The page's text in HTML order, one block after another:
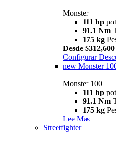
Monster
111 hp
91.1 Nm
175 kg
Desde
Configurar
new Monster
Monster 100
111 hp
91.1 Nm
175 kg
Lee Mas
Streetfighter